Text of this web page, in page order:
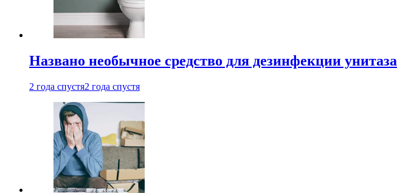
Названо необычное средство для дезинфекции унитаза
2 года спустя2 года спустя